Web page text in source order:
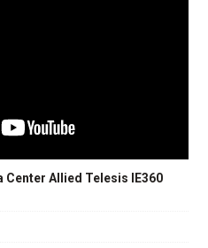
Allied Telesis IE360